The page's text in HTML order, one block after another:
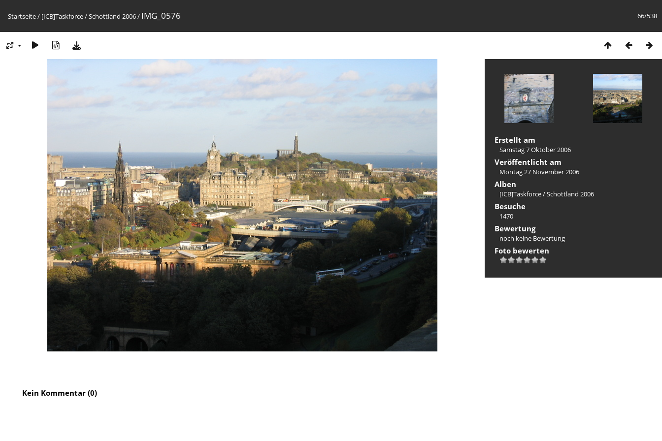
66/538
Startseite/ [ICB]Taskforce/Schottland 2006/ IMG_0576
Erstellt am
Samstag 7 Oktober 2006
Veröffentlicht am
Montag 27 November 2006
Alben
[ICB]Taskforce/Schottland 2006
Besuche
1470
Bewertung
noch keine Bewertung
Foto bewerten
Kein Kommentar (0)